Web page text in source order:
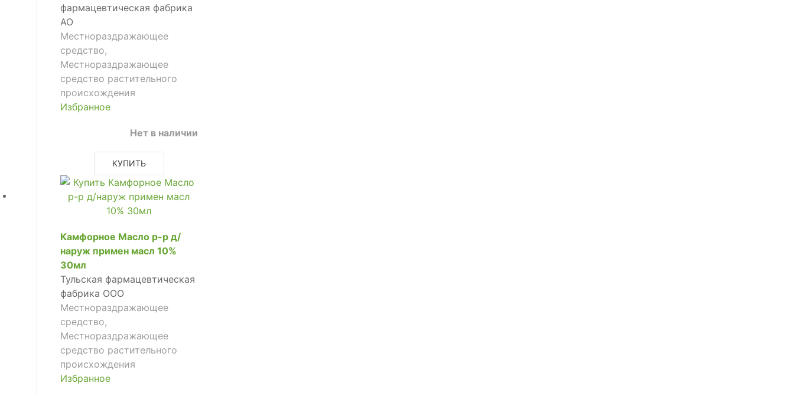
фармацевтическая фабрика
АО
Местнораздражающее
средство,
Местнораздражающее
средство растительного
происхождения
Избранное
Нет в наличии
КУПИТЬ
Камфорное Масло р-р д/
наруж примен масл 10%
30мл
Тульская фармацевтическая
фабрика ООО
Местнораздражающее
средство,
Местнораздражающее
средство растительного
происхождения
Избранное